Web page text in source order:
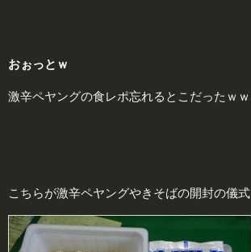
おぉっとｗ
激辛ペヤングの食レポ忘れるとこだったｗｗ
こちらが激辛ペヤングやきそばの開封の儀式